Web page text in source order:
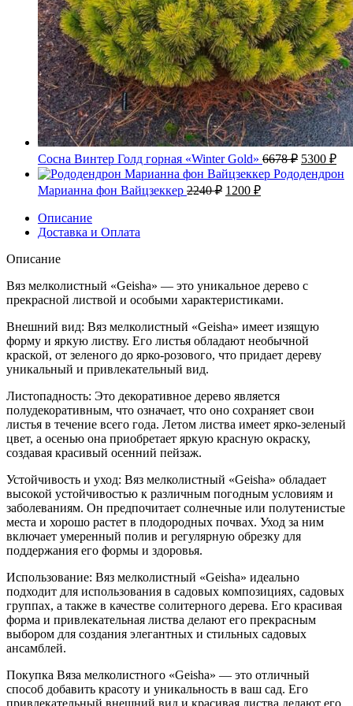
Сосна Винтер Голд горная «Winter Gold» 6678₽
цена
5300 ₽
Рододендрон
Марианна фон Вайцзеккер 2240₽ Первоначальная
1200 ₽Текущая
Описание
Доставка и Оплата
Описание
Вяз мелколистный «Geisha» — это уникальное дерево с
прекрасной листвой и особыми характеристиками.
Внешний вид: Вяз мелколистный «Geisha» имеет изящую
форму и яркую листву. Его листья обладают необычной
краской, от зеленого до ярко-розового, что придает дереву
уникальный и привлекательный вид.
Листопадность: Это декоративное дерево является
полудекоративным, что означает, что оно сохраняет свои
листья в течение всего года. Летом листва имеет ярко-зеленый
цвет, а осенью она приобретает яркую красную окраску,
создавая красивый осенний пейзаж.
Устойчивость и уход: Вяз мелколистный «Geisha» обладает
высокой устойчивостью к различным погодным условиям и
заболеваниям. Он предпочитает солнечные или полутенистые
места и хорошо растет в плодородных почвах. Уход за ним
включает умеренный полив и регулярную обрезку для
поддержания его формы и здоровья.
Использование: Вяз мелколистный «Geisha» идеально
подходит для использования в садовых композициях, садовых
группах, а также в качестве солитерного дерева. Его красивая
форма и привлекательная листва делают его прекрасным
выбором для создания элегантных и стильных садовых
ансамблей.
Покупка Вяза мелколистного «Geisha» — это отличный
способ добавить красоту и уникальность в ваш сад. Его
привлекательный внешний вид и красивая листва делают его